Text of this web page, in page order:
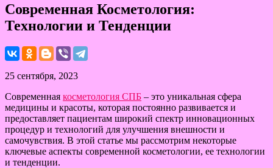
Современная Косметология:
Технологии и Тенденции
25 сентября, 2023
Современная косметология СПБ – это уникальная сфера
медицины и красоты, которая постоянно развивается и
предоставляет пациентам широкий спектр инновационных
процедур и технологий для улучшения внешности и
самочувствия. В этой статье мы рассмотрим некоторые
ключевые аспекты современной косметологии, ее технологии
и тенденции.